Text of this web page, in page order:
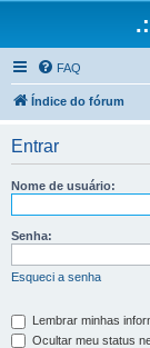
FAQ
Índice do fórum
Entrar
Nome de usuário:
Senha:
Esqueci a senha
Lembrar minhas
Ocultar meu status